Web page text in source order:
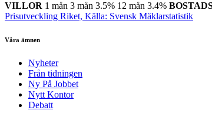
VILLOR 1 mån 3 mån 3.5% 12 mån 3.4%
Prisutveckling Riket, Källa: Svensk Mäklarstatistik
Våra ämnen
Nyheter
Från tidningen
Ny På Jobbet
Nytt Kontor
Debatt